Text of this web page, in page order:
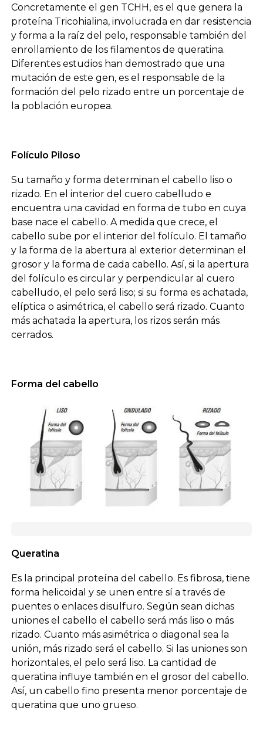
Concretamente el gen TCHH, es el que genera la
proteína Tricohialina, involucrada en dar resistencia
y forma a la raíz del pelo, responsable también del
enrollamiento de los filamentos de queratina.
Diferentes estudios han demostrado que una
mutación de este gen, es el responsable de la
formación del pelo rizado entre un porcentaje de
la población europea.
Folículo Piloso
Su tamaño y forma determinan el cabello liso o
rizado. En el interior del cuero cabelludo e
encuentra una cavidad en forma de tubo en cuya
base nace el cabello. A medida que crece, el
cabello sube por el interior del folículo. El tamaño
y la forma de la abertura al exterior determinan el
grosor y la forma de cada cabello. Así, si la apertura
del folículo es circular y perpendicular al cuero
cabelludo, el pelo será liso; si su forma es achatada,
elíptica o asimétrica, el cabello será rizado. Cuanto
más achatada la apertura, los rizos serán más
cerrados.
Forma del cabello
Queratina
Es la principal proteína del cabello. Es fibrosa, tiene
forma helicoidal y se unen entre sí a través de
puentes o enlaces disulfuro. Según sean dichas
uniones el cabello el cabello será más liso o más
rizado. Cuanto más asimétrica o diagonal sea la
unión, más rizado será el cabello. Si las uniones son
horizontales, el pelo será liso. La cantidad de
queratina influye también en el grosor del cabello.
Así, un cabello fino presenta menor porcentaje de
queratina que uno grueso.